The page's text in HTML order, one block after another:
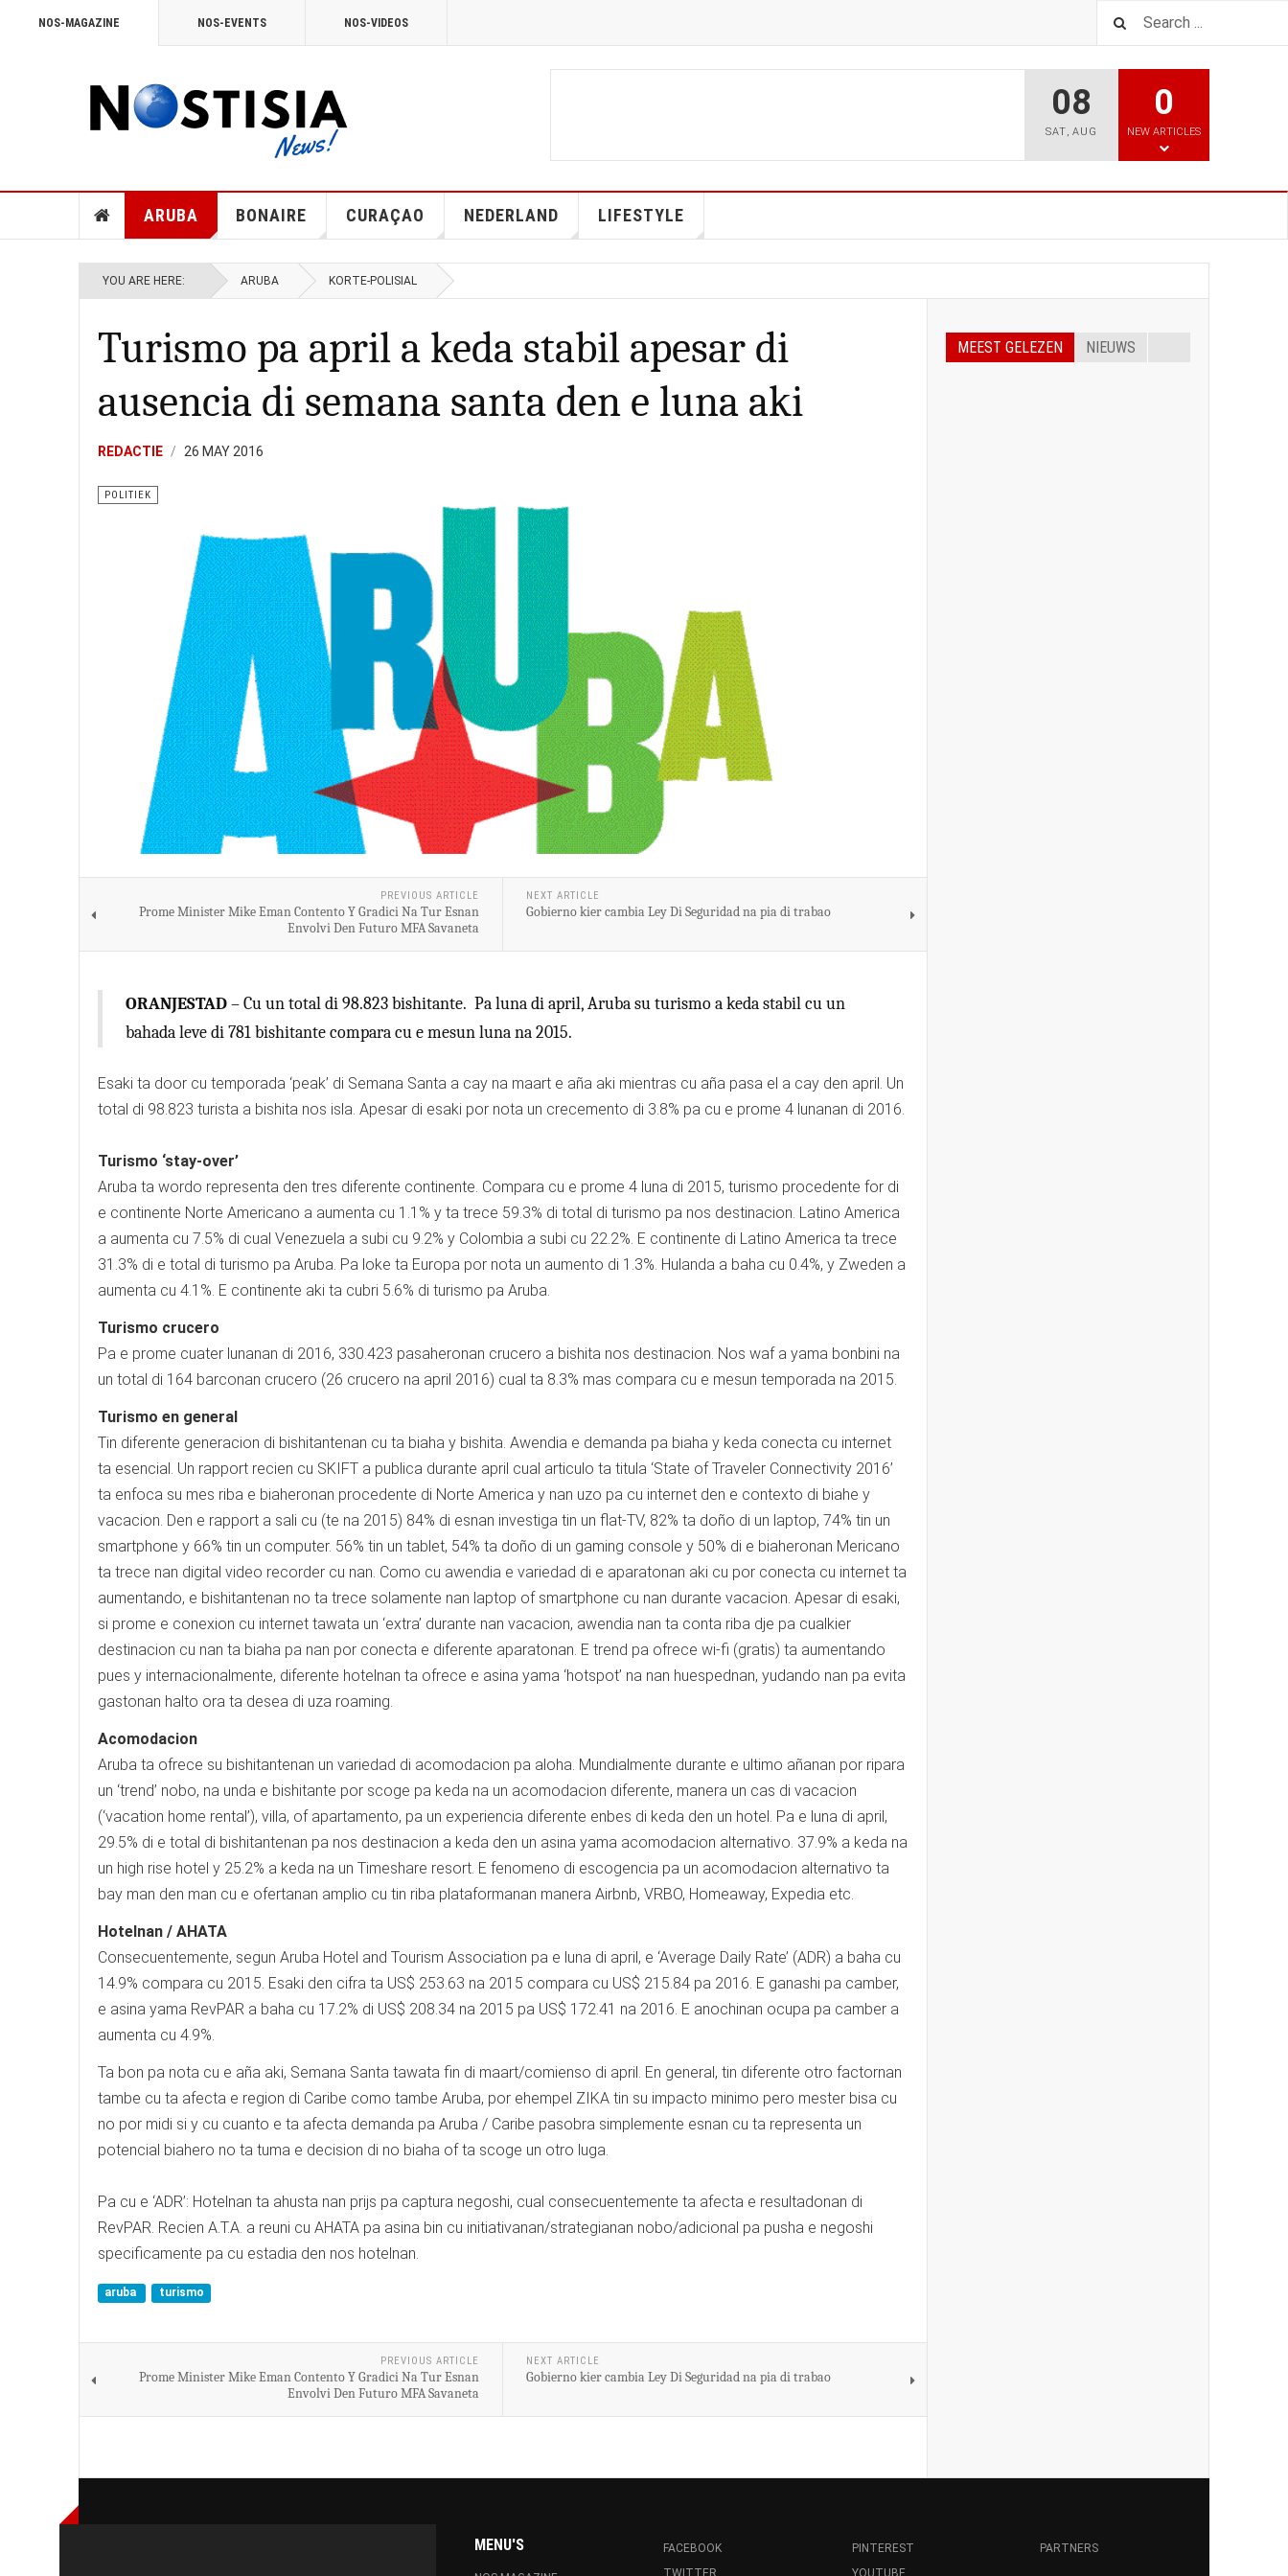
NOS-MAGAZINE NOS-EVENTS NOS-VIDEOS
08
SAT, AUG
0
NEW ARTICLES
ARUBA BONAIRE CURAÇAO NEDERLAND LIFESTYLE
YOU ARE HERE: ARUBA KORTE-POLISIAL
Turismo pa april a keda stabil apesar di
ausencia di semana santa den e luna aki
REDACTIE 26 MAY 2016
POLITIEK
PREVIOUS ARTICLE
Prome Minister Mike Eman Contento Y Gradici Na Tur Esnan
Envolvi Den Futuro MFA Savaneta
NEXT ARTICLE
Gobierno kier cambia Ley Di Seguridad na pia di trabao
ORANJESTAD– Cu un total di 98.823 bishitante. Pa luna di april, Aruba su turismo a keda stabil cu un
bahada leve di 781 bishitante compara cu e mesun luna na 2015.
Esaki ta door cu temporada ‘peak’ di Semana Santa a cay na maart e aña aki mientras cu aña pasa el a cay den april. Un
total di 98.823 turista a bishita nos isla. Apesar di esaki por nota un crecemento di 3.8% pa cu e prome 4 lunanan di 2016.
Turismo ‘stay-over’
Aruba ta wordo representa den tres diferente continente. Compara cu e prome 4 luna di 2015, turismo procedente for di
e continente Norte Americano a aumenta cu 1.1% y ta trece 59.3% di total di turismo pa nos destinacion. Latino America
a aumenta cu 7.5% di cual Venezuela a subi cu 9.2% y Colombia a subi cu 22.2%. E continente di Latino America ta trece
31.3% di e total di turismo pa Aruba. Pa loke ta Europa por nota un aumento di 1.3%. Hulanda a baha cu 0.4%, y Zweden a
aumenta cu 4.1%. E continente aki ta cubri 5.6% di turismo pa Aruba.
Turismo crucero
Pa e prome cuater lunanan di 2016, 330.423 pasaheronan crucero a bishita nos destinacion. Nos waf a yama bonbini na
un total di 164 barconan crucero (26 crucero na april 2016) cual ta 8.3% mas compara cu e mesun temporada na 2015.
Turismo en general
Tin diferente generacion di bishitantenan cu ta biaha y bishita. Awendia e demanda pa biaha y keda conecta cu internet
ta esencial. Un rapport recien cu SKIFT a publica durante april cual articulo ta titula ‘State of Traveler Connectivity 2016’
ta enfoca su mes riba e biaheronan procedente di Norte America y nan uzo pa cu internet den e contexto di biahe y
vacacion. Den e rapport a sali cu (te na 2015) 84% di esnan investiga tin un flat-TV, 82% ta doño di un laptop, 74% tin un
smartphone y 66% tin un computer. 56% tin un tablet, 54% ta doño di un gaming console y 50% di e biaheronan Mericano
ta trece nan digital video recorder cu nan. Como cu awendia e variedad di e aparatonan aki cu por conecta cu internet ta
aumentando, e bishitantenan no ta trece solamente nan laptop of smartphone cu nan durante vacacion. Apesar di esaki,
si prome e conexion cu internet tawata un ‘extra’ durante nan vacacion, awendia nan ta conta riba dje pa cualkier
destinacion cu nan ta biaha pa nan por conecta e diferente aparatonan. E trend pa ofrece wi-fi (gratis) ta aumentando
pues y internacionalmente, diferente hotelnan ta ofrece e asina yama ‘hotspot’ na nan huespednan, yudando nan pa evita
gastonan halto ora ta desea di uza roaming.
Acomodacion
Aruba ta ofrece su bishitantenan un variedad di acomodacion pa aloha. Mundialmente durante e ultimo añanan por ripara
un ‘trend’ nobo, na unda e bishitante por scoge pa keda na un acomodacion diferente, manera un cas di vacacion
(‘vacation home rental’), villa, of apartamento, pa un experiencia diferente enbes di keda den un hotel. Pa e luna di april,
29.5% di e total di bishitantenan pa nos destinacion a keda den un asina yama acomodacion alternativo. 37.9% a keda na
un high rise hotel y 25.2% a keda na un Timeshare resort. E fenomeno di escogencia pa un acomodacion alternativo ta
bay man den man cu e ofertanan amplio cu tin riba plataformanan manera Airbnb, VRBO, Homeaway, Expedia etc.
Hotelnan / AHATA
Consecuentemente, segun Aruba Hotel and Tourism Association pa e luna di april, e ‘Average Daily Rate’ (ADR) a baha cu
14.9% compara cu 2015. Esaki den cifra ta US$ 253.63 na 2015 compara cu US$ 215.84 pa 2016. E ganashi pa camber,
e asina yama RevPAR a baha cu 17.2% di US$ 208.34 na 2015 pa US$ 172.41 na 2016. E anochinan ocupa pa camber a
aumenta cu 4.9%.
Ta bon pa nota cu e aña aki, Semana Santa tawata fin di maart/comienso di april. En general, tin diferente otro factornan
tambe cu ta afecta e region di Caribe como tambe Aruba, por ehempel ZIKA tin su impacto minimo pero mester bisa cu
no por midi si y cu cuanto e ta afecta demanda pa Aruba / Caribe pasobra simplemente esnan cu ta representa un
potencial biahero no ta tuma e decision di no biaha of ta scoge un otro luga.
Pa cu e ‘ADR’: Hotelnan ta ahusta nan prijs pa captura negoshi, cual consecuentemente ta afecta e resultadonan di
RevPAR. Recien A.T.A. a reuni cu AHATA pa asina bin cu initiativanan/strategianan nobo/adicional pa pusha e negoshi
specificamente pa cu estadia den nos hotelnan.
aruba turismo
PREVIOUS ARTICLE
Prome Minister Mike Eman Contento Y Gradici Na Tur Esnan
Envolvi Den Futuro MFA Savaneta
NEXT ARTICLE
Gobierno kier cambia Ley Di Seguridad na pia di trabao
MEEST GELEZEN NIEUWS
MENU'S
FACEBOOK
TWITTER
PINTEREST
YOUTUBE
PARTNERS